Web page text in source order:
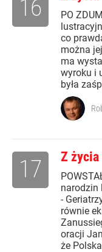
PO
co
można
ma
wyroku i
była
16
Z
narodzin
-
równie
oracji
że
17